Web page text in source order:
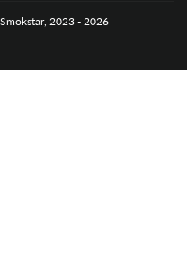
Smokstar, 2023 - 2026